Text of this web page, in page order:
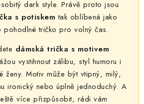
dark style. Právě proto jsou
s potiskem tak oblíbená jako
tričko pro volný čas.
dámská trička s motivem
vystihnout zálibu, styl humoru i
ženy. Motiv může být vtipný, milý,
ironický nebo úplně jednoduchý. A
více přizpůsobit, rádi vám